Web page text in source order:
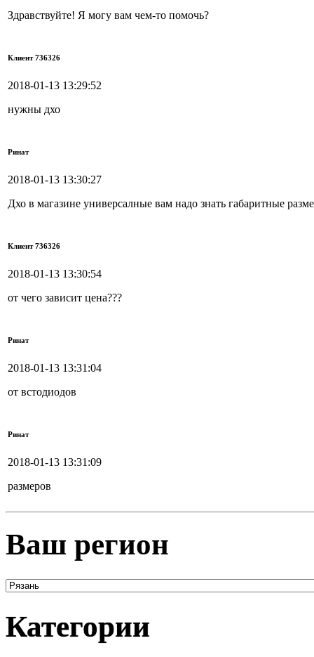
Здравствуйте! Я могу вам чем-то помочь?
Клиент 736326
2018-01-13 13:29:52
нужны дхо
Ринат
2018-01-13 13:30:27
Дхо в магазине универсалные вам надо знать габаритные
Клиент 736326
2018-01-13 13:30:54
от чего зависит цена???
Ринат
2018-01-13 13:31:04
от встодиодов
Ринат
2018-01-13 13:31:09
размеров
Ваш регион
Категории